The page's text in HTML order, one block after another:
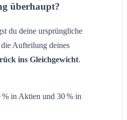
überhaupt?
du deine ursprüngliche
Aufteilung deines
ins Gleichgewicht.
in Aktien und 30 % in